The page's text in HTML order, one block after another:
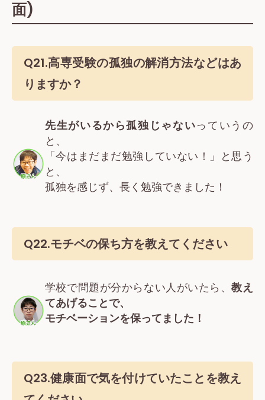
面)
Q21.高専受験の孤独の解消方法などはあ
りますか？
先生がいるから孤独じゃないっていうの
と、
「今はまだまだ勉強していない！」と思う
と、
孤独を感じず、長く勉強できました！
Q22.モチベの保ち方を教えてください
学校で問題が分からない人がいたら、教え
てあげることで、
モチベーションを保ってました！
Q23.健康面で気を付けていたことを教え